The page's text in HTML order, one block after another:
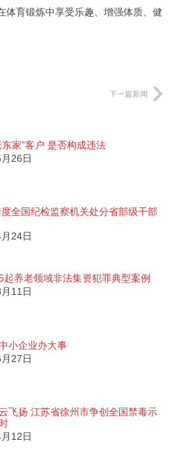
体育锻炼中享受乐趣、增强体质、健
下一篇新闻
东家”客户 是否构成违法
26日
全国纪检监察机关处分省部级干部
24日
起养老领域非法集资犯罪典型案例
11日
小企业办大事
27日
飞扬 江苏省徐州市争创全国禁毒示
12日